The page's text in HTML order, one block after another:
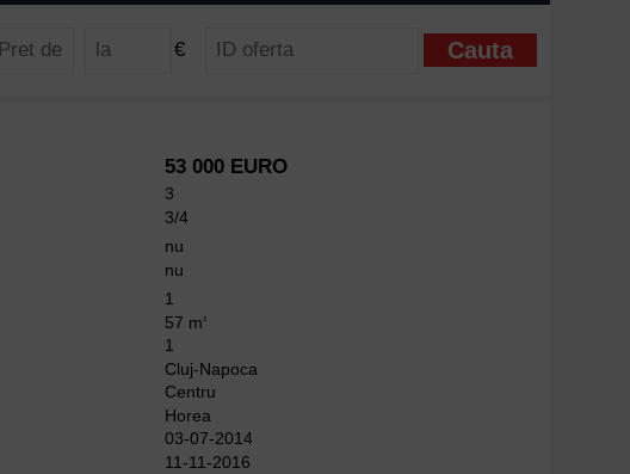
€
53 000 EURO
3
3/4
nu
nu
1
57 m2
1
Cluj-Napoca
Centru
Horea
03-07-2014
11-11-2016